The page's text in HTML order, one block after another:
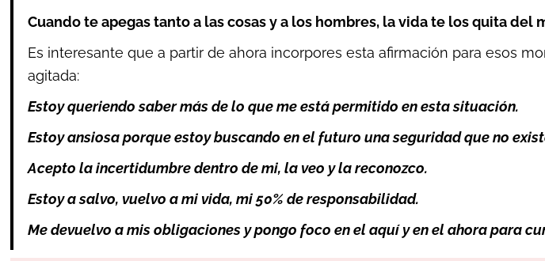
Cuando te apegas tanto a las cosas y a los hombres, la vida te los quita
Es interesante que a partir de ahora incorpores esta afirmación para esos
agitada:
Estoy queriendo saber más de lo que me está permitido en esta situación.
Estoy ansiosa porque estoy buscando en el futuro una seguridad que no
Acepto la incertidumbre dentro de mi, la veo y la reconozco.
Estoy a salvo, vuelvo a mi vida, mi 50% de responsabilidad.
Me devuelvo a mis obligaciones y pongo foco en el aquí y en el ahora para